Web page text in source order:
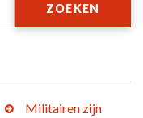
ZOEKEN
Militairen zijn